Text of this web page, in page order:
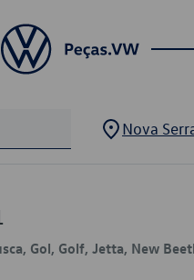
Nova
Gol, Golf, Jetta, New